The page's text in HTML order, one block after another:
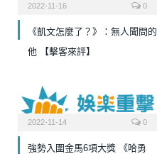
2022-11-16 0
《凱文怎麼了？》：無人聞問的
他 【擊客來評】
2022-11-14 0
強勢入圍金馬6項大獎 《哈勇